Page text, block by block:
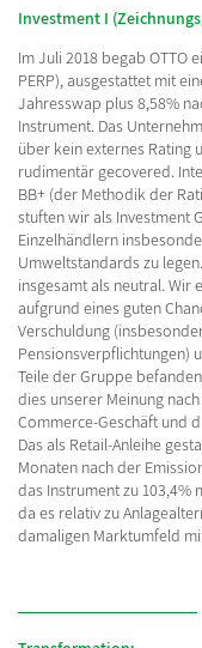
Investment I
Im Juli 2018 begab OTTO
PERP), ausgestattet mit
Jahresswap plus 8,58%
Instrument. Das
über kein externes Rating
rudimentär gecovered.
BB+ (der Methodik der
stuften wir als Investment
Einzelhändlern
Umweltstandards zu
insgesamt als neutral. Wir
aufgrund eines guten
Verschuldung
Pensionsverpflichtungen)
Teile der Gruppe
dies unserer Meinung
Commerce-Geschäft und
Das als Retail-Anleihe
Monaten nach der
das Instrument zu 103,4%
da es relativ zu
damaligen Marktumfeld